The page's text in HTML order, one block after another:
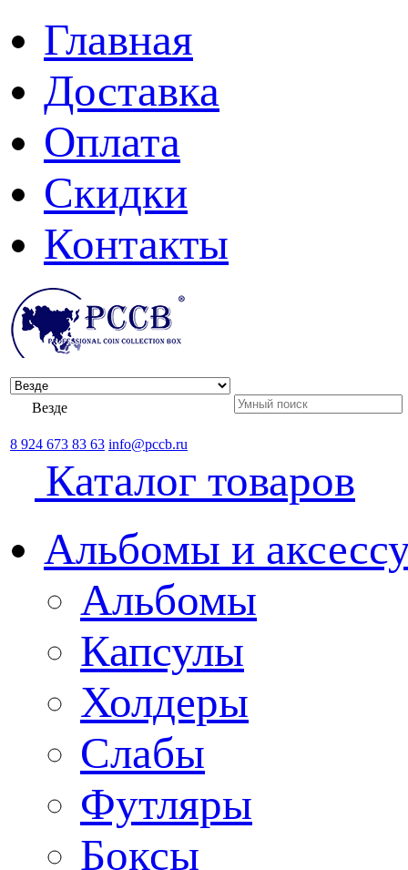
Главная
Доставка
Оплата
Скидки
Контакты
Везде
8 924 673 83 63 info@pccb.ru
Каталог товаров
Альбомы и
Альбомы
Капсулы
Холдеры
Слабы
Футляры
Боксы